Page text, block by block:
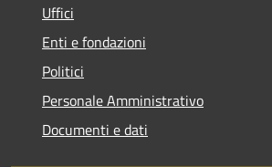
Uffici
Enti e fondazioni
Politici
Personale Amministrativo
Documenti e dati